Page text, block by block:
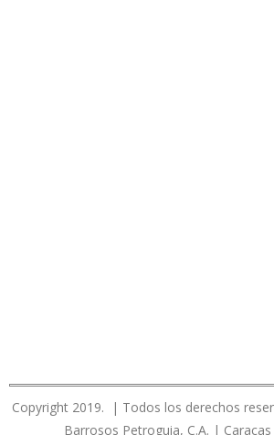
Copyright 2019. | Todos los derechos
Barrosos Petroguia, C.A. |